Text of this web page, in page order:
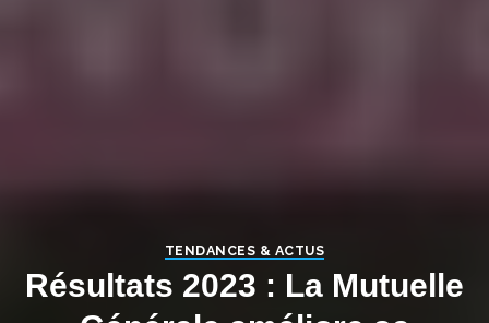
TENDANCES & ACTUS
Résultats 2023 : La Mutuelle